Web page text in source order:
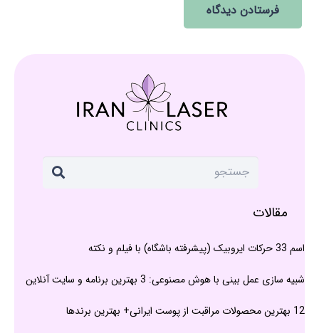
فرستادن دیدگاه
مقالات
اسم 33 حرکات ایروبیک (پیشرفته باشگاه) با فیلم و نکته
شبیه سازی عمل بینی با هوش مصنوعی: 3 بهترین برنامه و سایت آنلاین
12 بهترین محصولات مراقبت از پوست ایرانی+ بهترین برندها